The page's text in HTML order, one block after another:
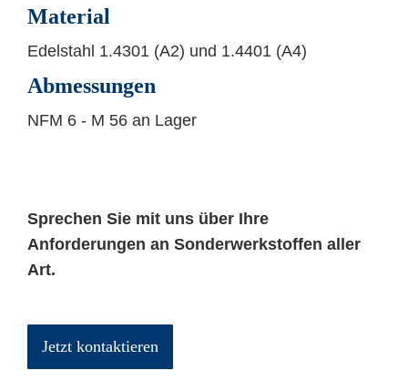
Material
Edelstahl 1.4301 (A2) und 1.4401 (A4)
Abmessungen
NFM 6 - M 56 an Lager
Sprechen Sie mit uns über Ihre
Anforderungen an Sonderwerkstoffen aller
Art.
Jetzt kontaktieren